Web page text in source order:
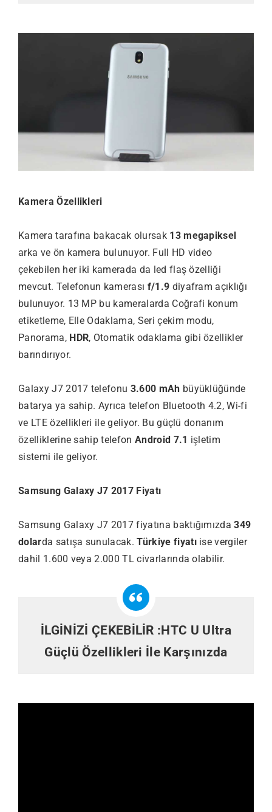
Kamera Özellikleri
Kamera tarafına bakacak olursak 13 megapiksel
arka ve ön kamera bulunuyor. Full HD video
çekebilen her iki kamerada da led flaş özelliği
mevcut. Telefonun kamerası f/1.9 diyafram açıklığı
bulunuyor. 13 MP bu kameralarda Coğrafi konum
etiketleme, Elle Odaklama, Seri çekim modu,
Panorama, HDR, Otomatik odaklama gibi özellikler
barındırıyor.
Galaxy J7 2017 telefonu 3.600 mAh büyüklüğünde
batarya ya sahip. Ayrıca telefon Bluetooth 4.2, Wi-fi
ve LTE özellikleri ile geliyor. Bu güçlü donanım
özelliklerine sahip telefon Android 7.1 işletim
sistemi ile geliyor.
Samsung Galaxy J7 2017 Fiyatı
Samsung Galaxy J7 2017 fiyatına baktığımızda349
dolarda satışa sunulacak.Türkiye fiyatıise vergiler
dahil 1.600 veya 2.000 TL civarlarında olabilir.
İLGİNİZİ ÇEKEBİLİR :HTC U Ultra
Güçlü Özellikleri İle Karşınızda